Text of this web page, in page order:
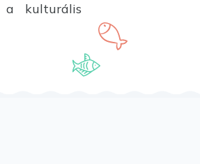
a kulturális